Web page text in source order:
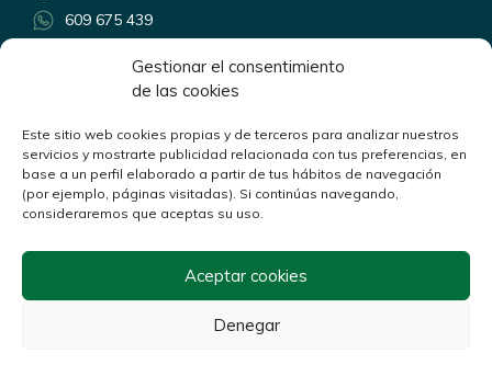
Gestionar el consentimiento
de las cookies
Este sitio web cookies propias y de terceros para analizar nuestros
servicios y mostrarte publicidad relacionada con tus preferencias, en
base a un perfil elaborado a partir de tus hábitos de navegación
(por ejemplo, páginas visitadas). Si continúas navegando,
consideraremos que aceptas su uso.
Aceptar cookies
Denegar
609 675 439
Lunes a Viernes de 9:00 a 14:00
y de 17:00 a 20:00
Linkedin
YouTube
Política de cookies